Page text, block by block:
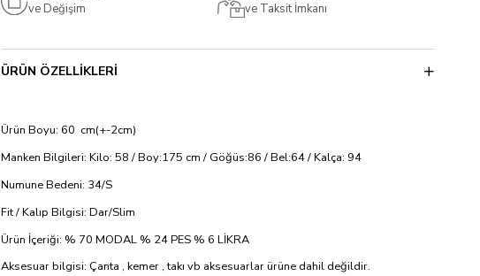
ve Değişim
ve Taksit İmkanı
ÜRÜN ÖZELLIKLERI
Ürün Boyu: 60 cm(+-2cm)
Manken Bilgileri: Kilo: 58 / Boy:175 cm / Göğüs:86 / Bel:64 / Kalça: 94
Numune Bedeni: 34/S
Fit / Kalıp Bilgisi: Dar/Slim
Ürün İçeriği: % 70 MODAL % 24 PES % 6 LİKRA
Aksesuar bilgisi: Çanta , kemer , takı vb aksesuarlar ürüne dahil değildir.